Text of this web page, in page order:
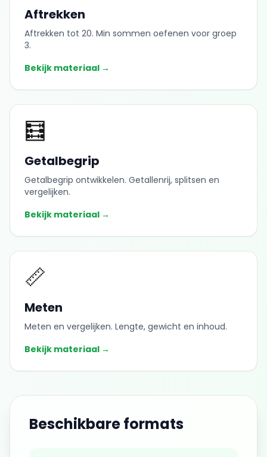
Aftrekken
Aftrekken tot 20. Min sommen oefenen voor groep
3.
Bekijk materiaal →
🧮
Getalbegrip
Getalbegrip ontwikkelen. Getallenrij, splitsen en
vergelijken.
Bekijk materiaal →
📏
Meten
Meten en vergelijken. Lengte, gewicht en inhoud.
Bekijk materiaal →
Beschikbare formats